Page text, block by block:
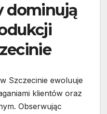
dominują
Szczecinie ewoluuje
klientów oraz
Obserwując